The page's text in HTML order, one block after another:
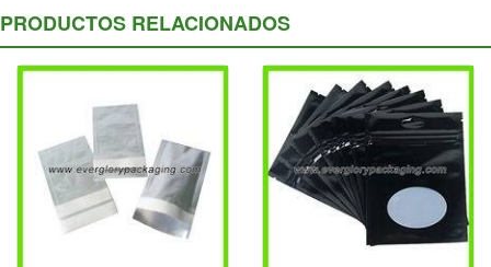
PRODUCTOS RELACIONADOS